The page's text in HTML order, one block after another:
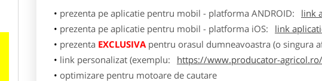
prezenta pe aplicatie pentru mobil - platforma ANDROID:
link
prezenta pe aplicatie pentru mobil - platforma iOS:
link
prezenta EXCLUSIVApentru orasul dumneavoastra (o singura
link personalizat (exemplu:
https://www.producator-
optimizare pentru motoare de cautare